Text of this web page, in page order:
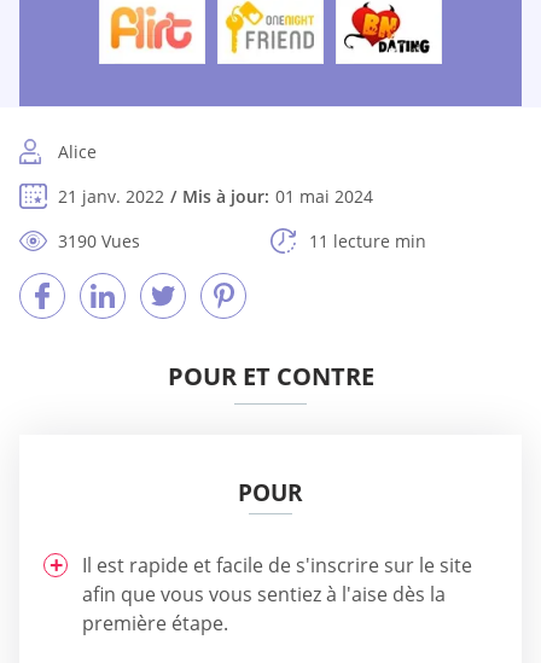
Alice
21 janv. 2022
Mis à jour: 01 mai 2024
3190 Vues
11 lecture min
POUR ET CONTRE
POUR
Il est rapide et facile de s'inscrire sur le site
afin que vous vous sentiez à l'aise dès la
première étape.